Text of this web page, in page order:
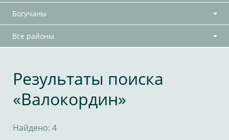
Богучаны
Все районы
Результаты поиска
«Валокордин»
Найдено: 4